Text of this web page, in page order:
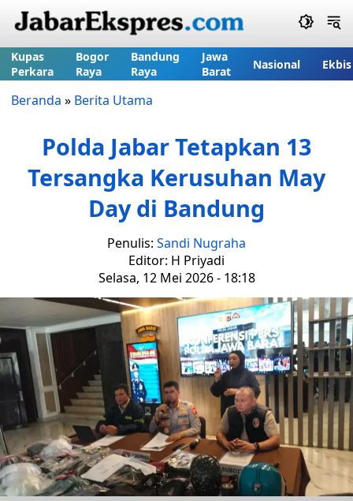
Kupas
Perkara
Bogor
Raya
Bandung
Raya
Jawa
Barat
Nasional Ekbis
Beranda » Berita Utama
Polda Jabar Tetapkan 13
Tersangka Kerusuhan May
Day di Bandung
Penulis: Sandi Nugraha
Editor: H Priyadi
Selasa, 12 Mei 2026 - 18:18